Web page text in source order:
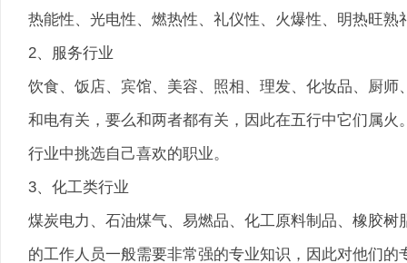
热能性、光电性、燃热性、礼仪性、火爆性、明热旺熟
2、服务行业
饮食、饭店、宾馆、美容、照相、理发、化妆品、厨
和电有关，要么和两者都有关，因此在五行中它们属
行业中挑选自己喜欢的职业。
3、化工类行业
煤炭电力、石油煤气、易燃品、化工原料制品、橡胶
的工作人员一般需要非常强的专业知识，因此对他们